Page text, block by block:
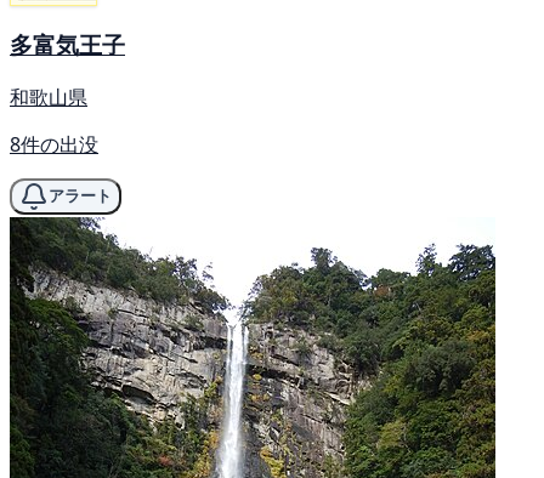
多富気王子
和歌山県
8件の出没
アラート